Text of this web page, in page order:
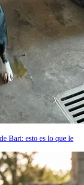
Bari: esto es lo que le